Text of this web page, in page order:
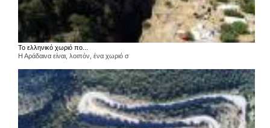
Το ελληνικό χωριό πο...
Η Αράδαινα είναι, λοιπόν, ένα χωριό σ